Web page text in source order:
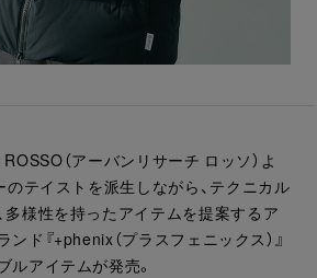
（アーバンリサーチ ロッソ）よ
のテイストを派生しながら、テクニカル
多様性を持ったアイテムを提案するア
ド『+phenix（プラスフェニックス）』
ルアイテムが発売。